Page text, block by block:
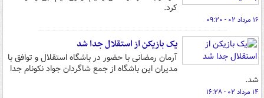
کرد.
۱۶ مرداد ۰۲ - ۰۹:۲۰
یک بازیکن از استقلال جدا شد
آرمان رمضانی با حضور در باشگاه استقلال و توافق با
مدیران این باشگاه از جمع شاگردان جواد نکونام جدا
شد.
۱۴ مرداد ۰۲ - ۱۶:۲۸